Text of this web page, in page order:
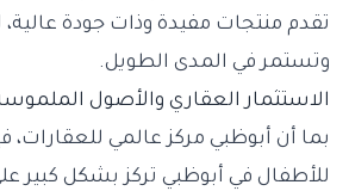
تقدم منتجات مفيدة وذات جودة عالية،
وتستمر في المدى الطويل.
الاستثمار العقاري والأصول
بما أن أبوظبي مركز عالمي للعقارات،
للأطفال في أبوظبي تركز بشكل كبير